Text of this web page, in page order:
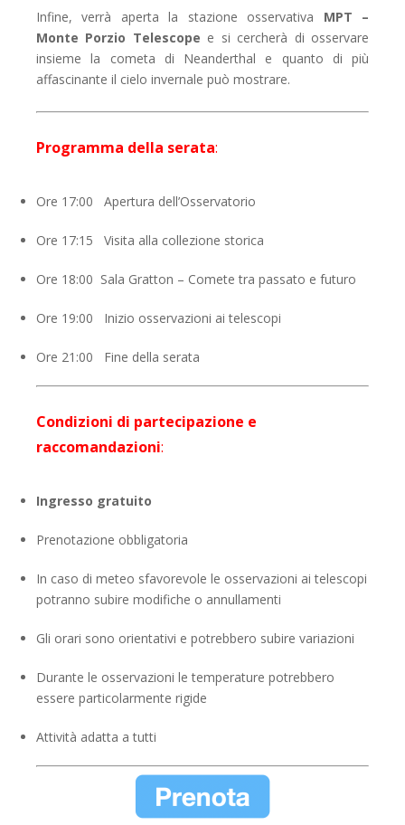
Infine, verrà aperta la stazione osservativa MPT –
Monte Porzio Telescope e si cercherà di osservare
insieme la cometa di Neanderthal e quanto di più
affascinante il cielo invernale può mostrare.
Programma della serata:
Ore 17:00 Apertura dell’Osservatorio
Ore 17:15 Visita alla collezione storica
Ore 18:00 Sala Gratton – Comete tra passato e futuro
Ore 19:00 Inizio osservazioni ai telescopi
Ore 21:00 Fine della serata
Condizioni di partecipazione e
raccomandazioni:
Ingresso gratuito
Prenotazione obbligatoria
In caso di meteo sfavorevole le osservazioni ai telescopi
potranno subire modifiche o annullamenti
Gli orari sono orientativi e potrebbero subire variazioni
Durante le osservazioni le temperature potrebbero
essere particolarmente rigide
Attività adatta a tutti